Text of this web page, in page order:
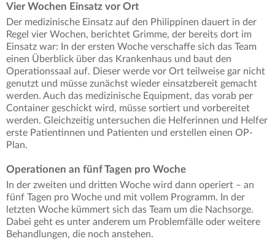
Vier Wochen Einsatz vor Ort
Der medizinische Einsatz auf den Philippinen dauert in der
Regel vier Wochen, berichtet Grimme, der bereits dort im
Einsatz war: In der ersten Woche verschaffe sich das Team
einen Überblick über das Krankenhaus und baut den
Operationssaal auf. Dieser werde vor Ort teilweise gar nicht
genutzt und müsse zunächst wieder einsatzbereit gemacht
werden. Auch das medizinische Equipment, das vorab per
Container geschickt wird, müsse sortiert und vorbereitet
werden. Gleichzeitig untersuchen die Helferinnen und Helfer
erste Patientinnen und Patienten und erstellen einen OP-
Plan.
Operationen an fünf Tagen pro Woche
In der zweiten und dritten Woche wird dann operiert – an
fünf Tagen pro Woche und mit vollem Programm. In der
letzten Woche kümmert sich das Team um die Nachsorge.
Dabei geht es unter anderem um Problemfälle oder weitere
Behandlungen, die noch anstehen.